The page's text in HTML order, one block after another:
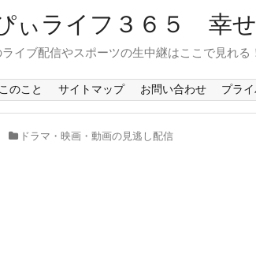
ぃライフ３６５ 幸
イブ配信やスポーツの生中継はここで見れる
のこと サイトマップ お問い合わせ プラ
ドラマ・映画・動画の見逃し配信